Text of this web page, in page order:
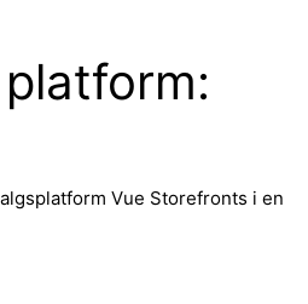
Vue Storefronts i en